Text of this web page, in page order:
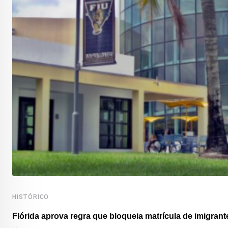
HISTÓRICO
Flórida aprova regra que bloqueia matrícula de